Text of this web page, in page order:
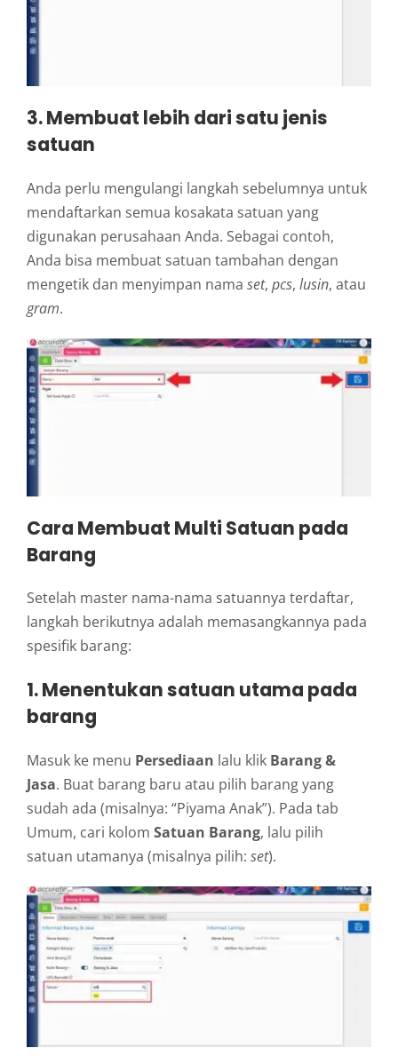
3. Membuat lebih dari satu jenis
satuan
Anda perlu mengulangi langkah sebelumnya untuk
mendaftarkan semua kosakata satuan yang
digunakan perusahaan Anda. Sebagai contoh,
Anda bisa membuat satuan tambahan dengan
mengetik dan menyimpan nama set, pcs, lusin, atau
gram.
Cara Membuat Multi Satuan pada
Barang
Setelah master nama-nama satuannya terdaftar,
langkah berikutnya adalah memasangkannya pada
spesifik barang:
1. Menentukan satuan utama pada
barang
Masuk ke menu Persediaan lalu klik Barang &
Jasa. Buat barang baru atau pilih barang yang
sudah ada (misalnya: “Piyama Anak”). Pada tab
Umum, cari kolom Satuan Barang, lalu pilih
satuan utamanya (misalnya pilih: set).